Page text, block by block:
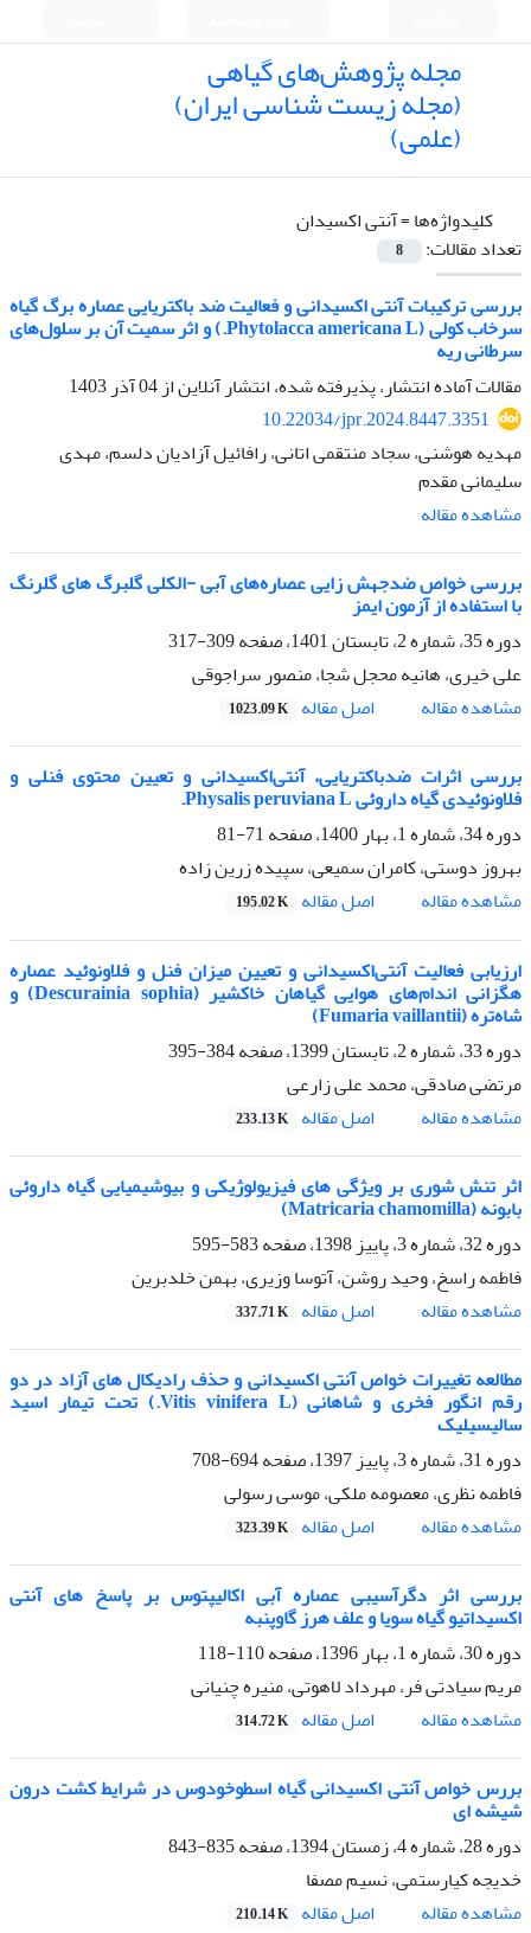
مجله پژوهش‌های گیاهی
(مجله زیست شناسی ایران)
(علمی)
کلیدواژه‌ها =آنتی اکسیدان
تعداد مقالات:
8
بررسی ترکیبات آنتی اکسیدانی و فعالیت ضد باکتریایی عصاره برگ گیاه
سرخاب کولی (Phytolacca americana L.) و اثر سمیت آن بر سلول‌های
سرطانی ریه
مقالات آماده انتشار، پذیرفته شده، انتشار آنلاین از04 آذر 1403
10.22034/jpr.2024.8447.3351
مهدیه هوشنی، سجاد منتقمی اتانی، رافائیل آزادیان دلسم، مهدی
سلیمانی مقدم
مشاهده مقاله
بررسی خواص ضدجهش زایی عصاره‌های آبی -الکلی گلبرگ های گلرنگ
با استفاده از آزمون ایمز
دوره 35، شماره 2، تابستان 1401، صفحه
309-317
علی خیری، هانیه محجل شجا، منصور سراجوقی
مشاهده مقاله
اصل مقاله 1023.09 K
بررسی اثرات ضدباکتریایی، آنتی‌اکسیدانی و تعیین محتوی فنلی و
فلاونوئیدی گیاه داروئی Physalis peruviana L.
دوره 34، شماره 1، بهار 1400، صفحه
71-81
بهروز دوستی، کامران سمیعی، سپیده زرین زاده
مشاهده مقاله
اصل مقاله 195.02 K
ارزیابی فعالیت آنتی‌اکسیدانی و تعیین میزان فنل و فلاونوئید عصاره
هگزانی اندام‌های هوایی گیاهان خاکشیر (Descurainia sophia) و
شاه‌تره (Fumaria vaillantii)
دوره 33، شماره 2، تابستان 1399، صفحه
384-395
مرتضی صادقی، محمد علی زارعی
مشاهده مقاله
اصل مقاله 233.13 K
اثر تنش شوری بر ویژگی های فیزیولوژیکی و بیوشیمیایی گیاه داروئی
بابونه (Matricaria chamomilla)
دوره 32، شماره 3، پاییز 1398، صفحه
583-595
فاطمه راسخ، وحید روشن، آتوسا وزیری، بهمن خلدبرین
مشاهده مقاله
اصل مقاله 337.71 K
مطالعه تغییرات خواص آنتی اکسیدانی و حذف رادیکال های آزاد در دو
رقم انگور فخری و شاهانی (Vitis vinifera L.) تحت تیمار اسید
سالیسیلیک
دوره 31، شماره 3، پاییز 1397، صفحه
694-708
فاطمه نظری، معصومه ملکی، موسی رسولی
مشاهده مقاله
اصل مقاله 323.39 K
بررسی اثر دگرآسیبی عصاره آبی اکالیپتوس بر پاسخ های آنتی
اکسیداتیو گیاه سویا و علف هرز گاوپنبه
دوره 30، شماره 1، بهار 1396، صفحه
110-118
مریم سیادتی فر، مهرداد لاهوتی، منیره چنیانی
مشاهده مقاله
اصل مقاله 314.72 K
بررس خواص آنتی اکسیدانی گیاه اسطوخودوس در شرایط کشت درون
شیشه ای
دوره 28، شماره 4، زمستان 1394، صفحه
835-843
خدیجه کیارستمی، نسیم مصفا
مشاهده مقاله
اصل مقاله 210.14 K